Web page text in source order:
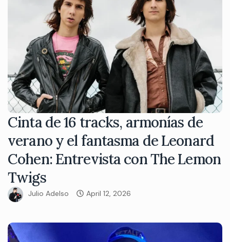
Cinta de 16 tracks, armonías de
verano y el fantasma de Leonard
Cohen: Entrevista con The Lemon
Twigs
Julio Adelso April 12, 2026